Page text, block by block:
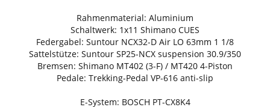
Rahmenmaterial: Aluminium
Schaltwerk: 1x11 Shimano CUES
Federgabel: Suntour NCX32-D Air LO 63mm 1 1/8
Sattelstütze: Suntour SP25-NCX suspension 30.9/350
Bremsen: Shimano MT402 (3-F) / MT420 4-Piston
Pedale: Trekking-Pedal VP-616 anti-slip
E-System: BOSCH PT-CX8K4